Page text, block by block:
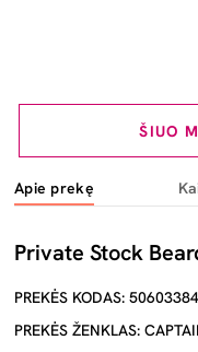
ŠIUO
Apie prekę
Private Stock
PREKĖS KODAS:
PREKĖS ŽENKLAS: